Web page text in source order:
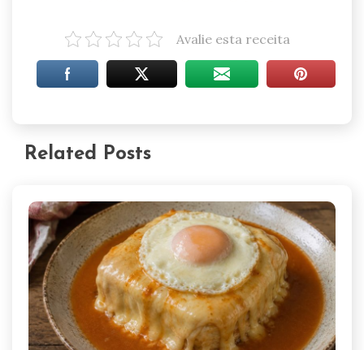
Avalie esta receita
Related Posts